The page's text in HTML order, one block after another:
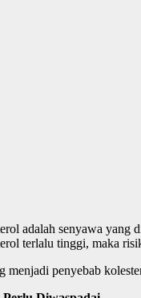
adalah senyawa yang
terlalu tinggi, maka
menjadi penyebab